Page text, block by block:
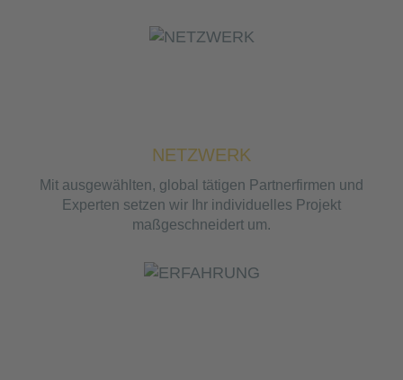
NETZWERK
Mit ausgewählten, global tätigen Partnerfirmen und
Experten setzen wir Ihr individuelles Projekt
maßgeschneidert um.